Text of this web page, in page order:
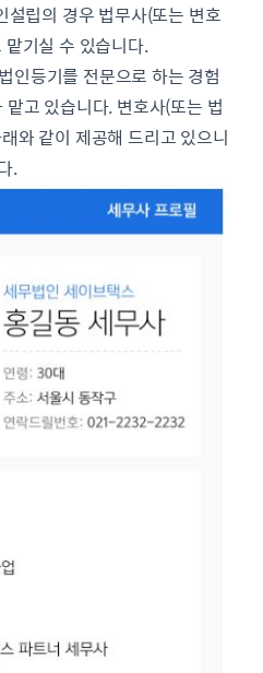
립의 경우 법무사(또는 변호
기실 수 있습니다.
인등기를 전문으로 하는 경험
고 있습니다. 변호사(또는 법
와 같이 제공해 드리고 있으니
.